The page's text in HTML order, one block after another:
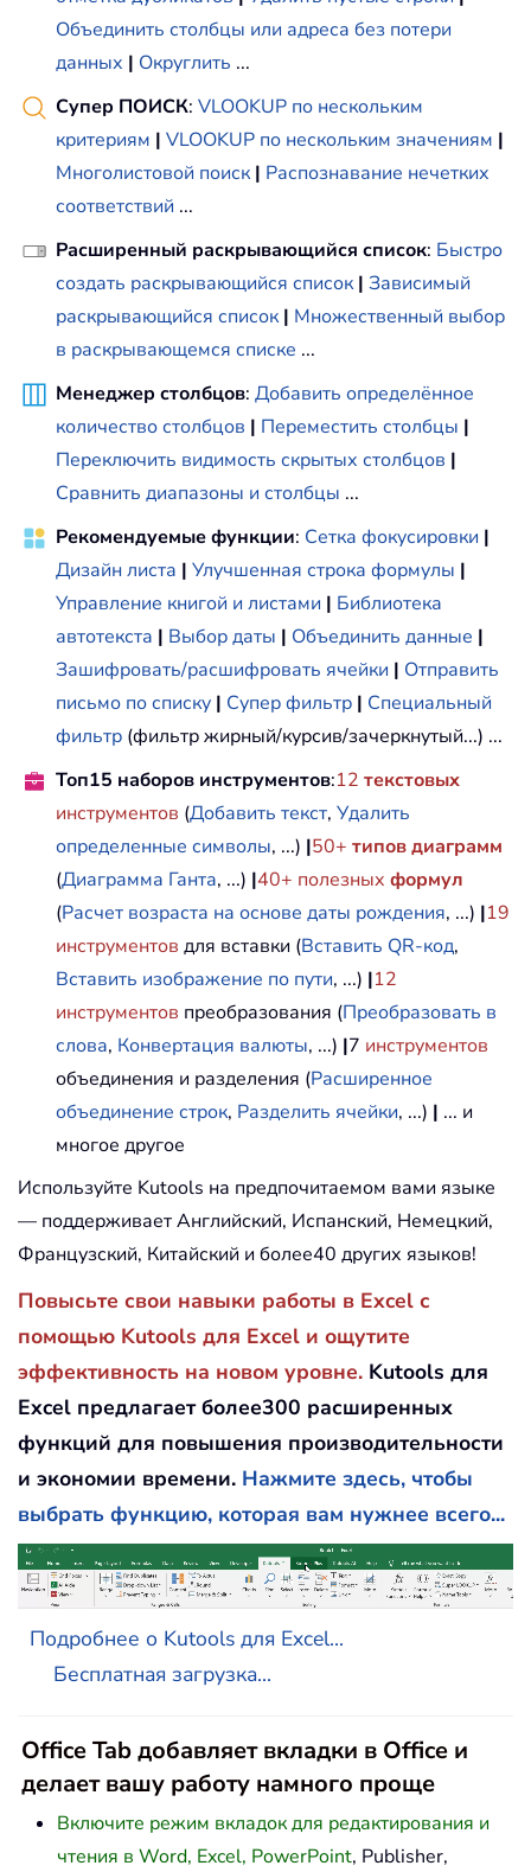
Объединить столбцы или адреса без потери
данных | Округлить ...
Супер ПОИСК: VLOOKUP по нескольким
критериям | VLOOKUP по нескольким значениям |
Многолистовой поиск | Распознавание нечетких
соответствий ...
Расширенный раскрывающийся список: Быстро
создать раскрывающийся список | Зависимый
раскрывающийся список | Множественный выбор
в раскрывающемся списке ...
Менеджер столбцов: Добавить определённое
количество столбцов | Переместить столбцы |
Переключить видимость скрытых столбцов |
Сравнить диапазоны и столбцы ...
Рекомендуемые функции: Сетка фокусировки |
Дизайн листа | Улучшенная строка формулы |
Управление книгой и листами | Библиотека
автотекста | Выбор даты | Объединить данные |
Зашифровать/расшифровать ячейки | Отправить
письмо по списку | Супер фильтр | Специальный
фильтр (фильтр жирный/курсив/зачеркнутый...) ...
Топ15 наборов инструментов:12 текстовых
инструментов (Добавить текст, Удалить
определенные символы, ...) |50+ типов диаграмм
(Диаграмма Ганта, ...) |40+ полезных формул
(Расчет возраста на основе даты рождения, ...) |19
инструментов для вставки (Вставить QR-код,
Вставить изображение по пути, ...) |12
инструментов преобразования (Преобразовать в
слова, Конвертация валюты, ...) |7 инструментов
объединения и разделения (Расширенное
объединение строк, Разделить ячейки, ...) | ... и
многое другое
Используйте Kutools на предпочитаемом вами языке
— поддерживает Английский, Испанский, Немецкий,
Французский, Китайский и более40 других языков!
Повысьте свои навыки работы в Excel с
помощью Kutools для Excel и ощутите
эффективность на новом уровне. Kutools для
Excel предлагает более300 расширенных
функций для повышения производительности
и экономии времени. Нажмите здесь, чтобы
выбрать функцию, которая вам нужнее всего...
Подробнее о Kutools для Excel...
Бесплатная загрузка...
Office Tab добавляет вкладки в Office и
делает вашу работу намного проще
Включите режим вкладок для редактирования и
чтения в Word, Excel, PowerPoint, Publisher,